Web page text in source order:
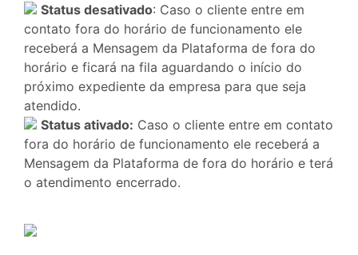
Status desativado: Caso o cliente entre em
contato fora do horário de funcionamento ele
receberá a Mensagem da Plataforma de fora do
horário e ficará na fila aguardando o início do
próximo expediente da empresa para que seja
atendido.
Status ativado: Caso o cliente entre em contato
fora do horário de funcionamento ele receberá a
Mensagem da Plataforma de fora do horário e terá
o atendimento encerrado.